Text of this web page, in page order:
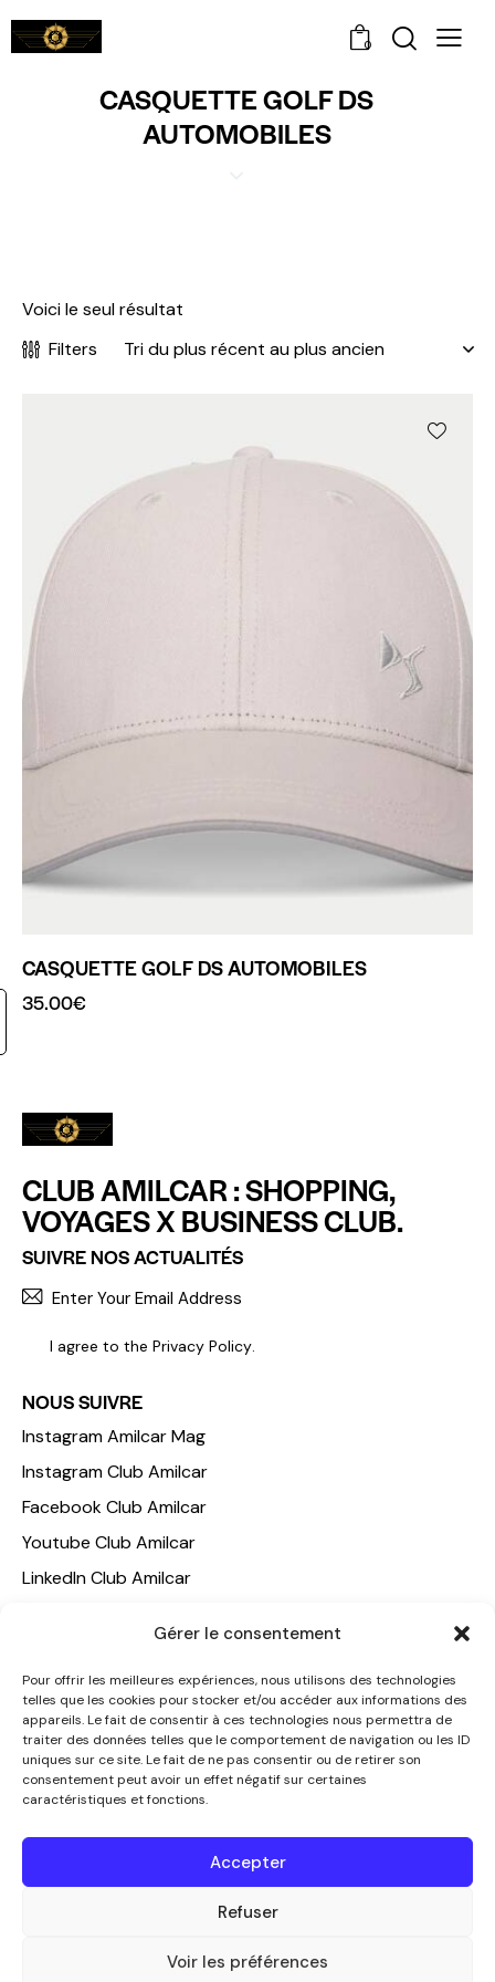
Gérer le consentement
Pour offrir les meilleures expériences, nous utilisons des technologies
telles que les cookies pour stocker et/ou accéder aux informations des
appareils. Le fait de consentir à ces technologies nous permettra de
traiter des données telles que le comportement de navigation ou les ID
uniques sur ce site. Le fait de ne pas consentir ou de retirer son
consentement peut avoir un effet négatif sur certaines
caractéristiques et fonctions.
Accepter
Refuser
Voir les préférences
0
CASQUETTE GOLF DS
AUTOMOBILES
Voici le seul résultat
Filters
CASQUETTE GOLF DS AUTOMOBILES
35.00€
CLUB AMILCAR : SHOPPING,
VOYAGES X BUSINESS CLUB.
SUIVRE NOS ACTUALITÉS
I agree to the Privacy Policy.
NOUS SUIVRE
Instagram Amilcar Mag
Instagram Club Amilcar
Facebook Club Amilcar
Youtube Club Amilcar
LinkedIn Club Amilcar
NOTRE GROUPE
ACCUEIL
AMILCAR TRAVEL CLUB
CLUB AMILCAR, Club d'affaires international
AGENCE MEDIANE
CONTACT
+33 7 49 60 92 02